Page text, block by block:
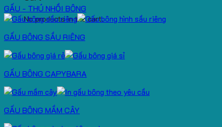
No products in the cart.
GẤU - THÚ NHỒI BÔNG
GẤU BÔNG SẦU RIÊNG
GẤU BÔNG CAPYBARA
GẤU BÔNG MẦM CÂY